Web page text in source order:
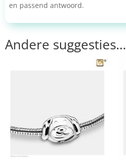
en passend antwoord.
Andere suggesties…